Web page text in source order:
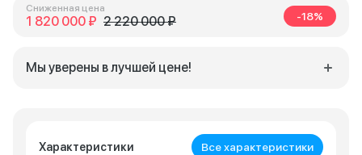
Характеристики Все характеристики
Сниженная цена
1 820 000 ₽ 2 220 000 ₽ -18%
Мы уверены в лучшей цене!